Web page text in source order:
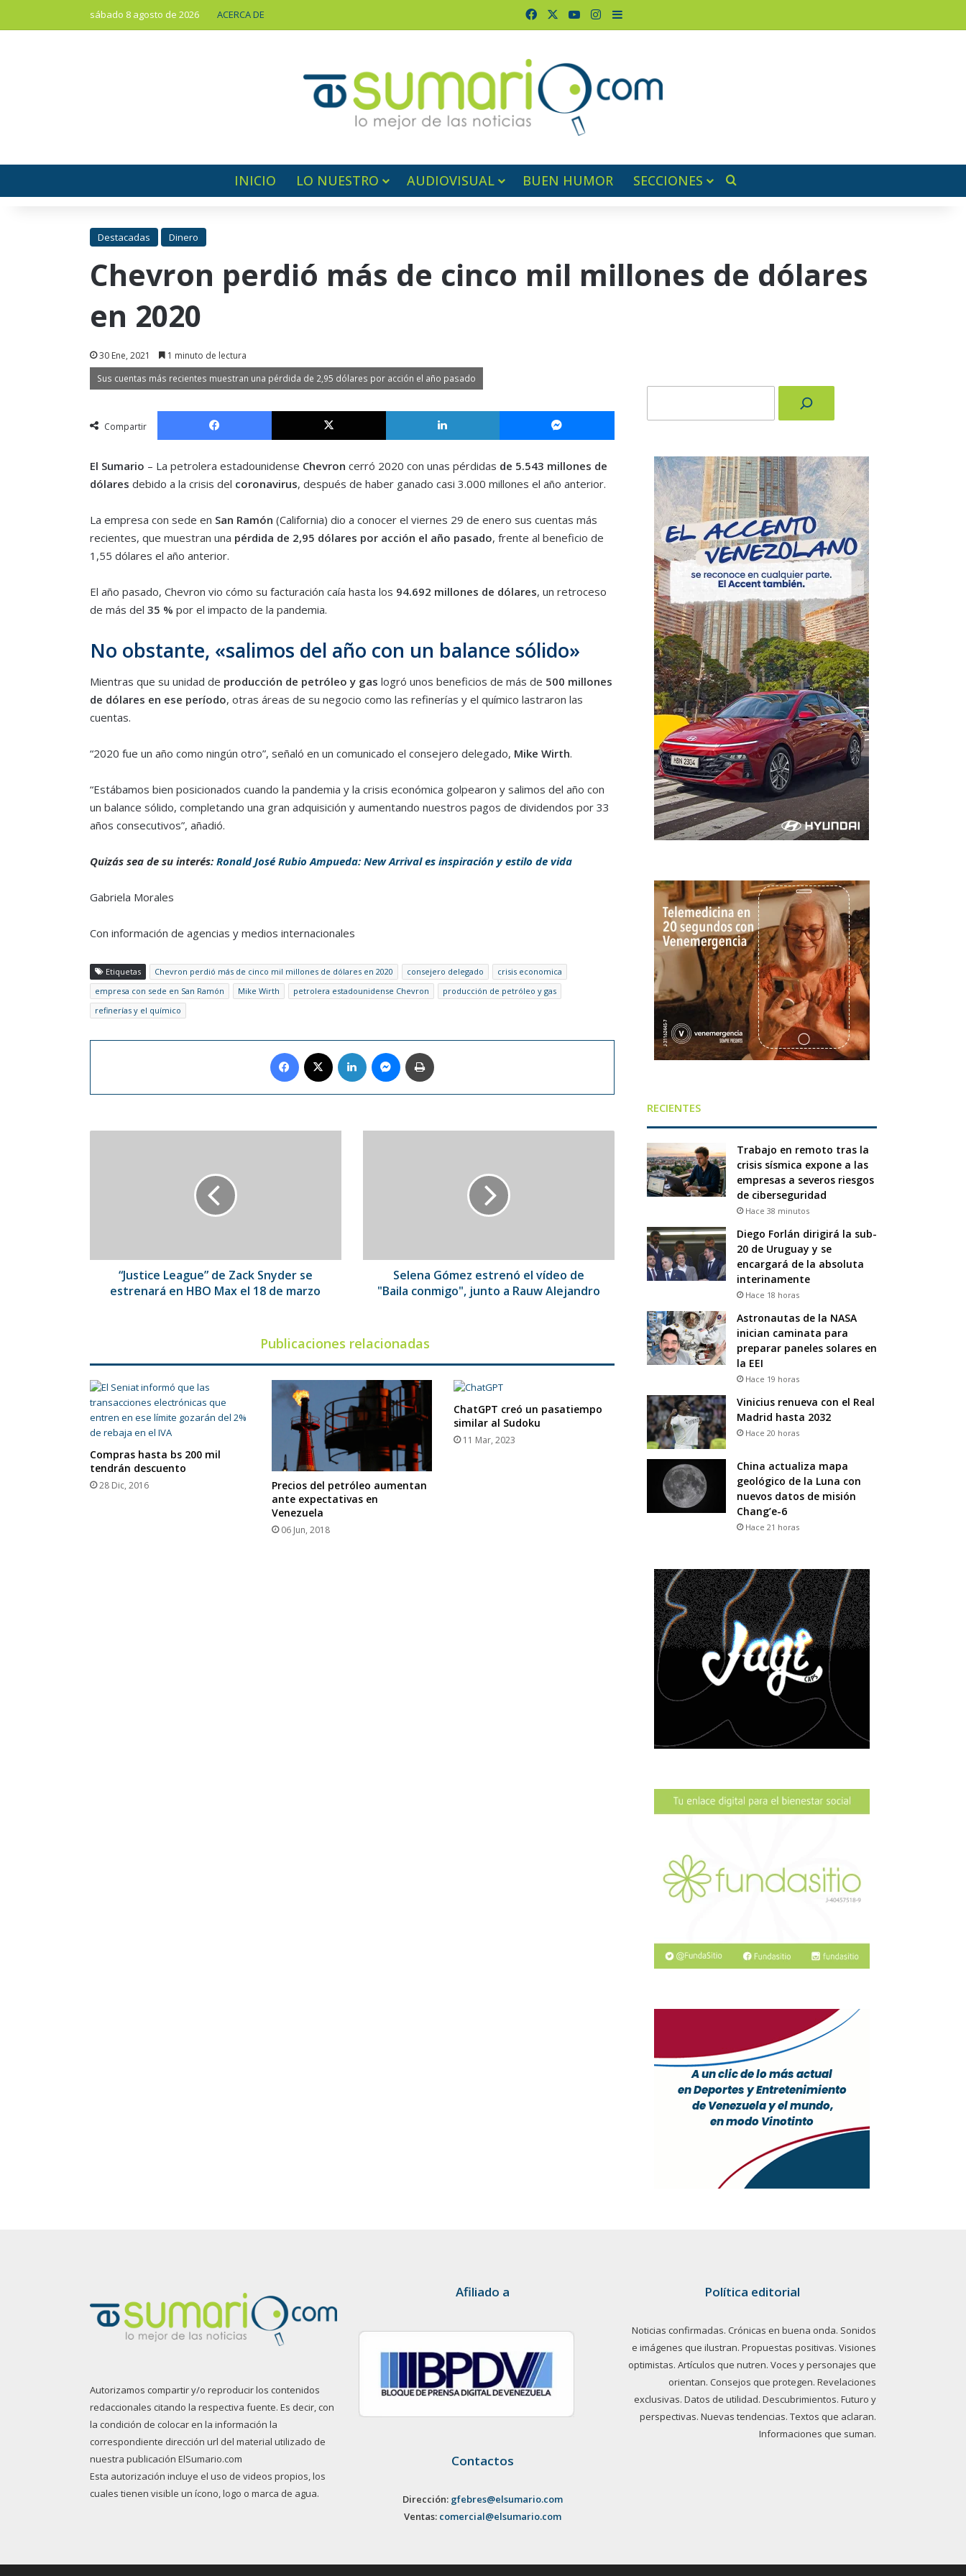
sábado 8 agosto de 2026 ACERCA DE FacebookYouTubeInstagram
Barra lateral
INICIO LO NUESTRO AUDIOVISUAL BUEN HUMOR SECCIONES
Destacadas Dinero
Chevron perdió más de cinco mil millones de dólares
en 2020
30 Ene, 2021 1 minuto de lectura
Sus cuentas más recientes muestran una pérdida de 2,95 dólares por acción el año pasado
Compartir
Facebook X LinkedIn Messenger
El Sumario – La petrolera estadounidense Chevron cerró 2020 con unas pérdidas de 5.543 millones de
dólares debido a la crisis del coronavirus, después de haber ganado casi 3.000 millones el año anterior.
La empresa con sede en San Ramón (California) dio a conocer el viernes 29 de enero sus cuentas más
recientes, que muestran una pérdida de 2,95 dólares por acción el año pasado, frente al beneficio de
1,55 dólares el año anterior.
El año pasado, Chevron vio cómo su facturación caía hasta los 94.692 millones de dólares, un retroceso
de más del 35 % por el impacto de la pandemia.
No obstante, «salimos del año con un balance sólido»
Mientras que su unidad de producción de petróleo y gas logró unos beneficios de más de 500 millones
de dólares en ese período, otras áreas de su negocio como las refinerías y el químico lastraron las
cuentas.
“2020 fue un año como ningún otro”, señaló en un comunicado el consejero delegado, Mike Wirth.
“Estábamos bien posicionados cuando la pandemia y la crisis económica golpearon y salimos del año con
un balance sólido, completando una gran adquisición y aumentando nuestros pagos de dividendos por 33
años consecutivos”, añadió.
Quizás sea de su interés: Ronald José Rubio Ampueda: New Arrival es inspiración y estilo de vida
Gabriela Morales
Con información de agencias y medios internacionales
Etiquetas Chevron perdió más de cinco mil millones de dólares en 2020 consejero delegado
crisis economica
empresa con sede en San Ramón
Mike Wirth petrolera estadounidense Chevron
producción de petróleo y gas
refinerías y el químico
Facebook LinkedIn Messenger
HBO
“Justice League” de Zack Snyder se
estrenará en HBO Max el 18 de marzo
junto
Rauw
Selena Gómez estrenó el vídeo de
"Baila conmigo", junto a Rauw Alejandro
Publicaciones relacionadas
Compras hasta bs 200 mil
tendrán descuento
28 Dic, 2016
Precios del petróleo aumentan
ante expectativas en
Venezuela
06 Jun, 2018
ChatGPT creó un pasatiempo
similar al Sudoku
11 Mar, 2023
RECIENTES
Trabajo en remoto tras la
crisis sísmica expone a las
empresas a severos riesgos
de ciberseguridad
Hace 38 minutos
Diego Forlán dirigirá la sub-
20 de Uruguay y se
encargará de la absoluta
interinamente
Hace 18 horas
Astronautas de la NASA
inician caminata para
preparar paneles solares en
la EEI
Hace 19 horas
Vinicius renueva con el Real
Madrid hasta 2032
Hace 20 horas
China actualiza mapa
geológico de la Luna con
nuevos datos de misión
Chang’e-6
Hace 21 horas
Autorizamos compartir y/o reproducir los contenidos
redaccionales citando la respectiva fuente. Es decir, con
la condición de colocar en la información la
correspondiente dirección url del material utilizado de
nuestra publicación ElSumario.com
Esta autorización incluye el uso de videos propios, los
cuales tienen visible un ícono, logo o marca de agua.
Afiliado a
Contactos
Dirección: gfebres@elsumario.com
Ventas: comercial@elsumario.com
Política editorial
Noticias confirmadas. Crónicas en buena onda. Sonidos
e imágenes que ilustran. Propuestas positivas. Visiones
optimistas. Artículos que nutren. Voces y personajes que
orientan. Consejos que protegen. Revelaciones
exclusivas. Datos de utilidad. Descubrimientos. Futuro y
perspectivas. Nuevas tendencias. Textos que aclaran.
Informaciones que suman.